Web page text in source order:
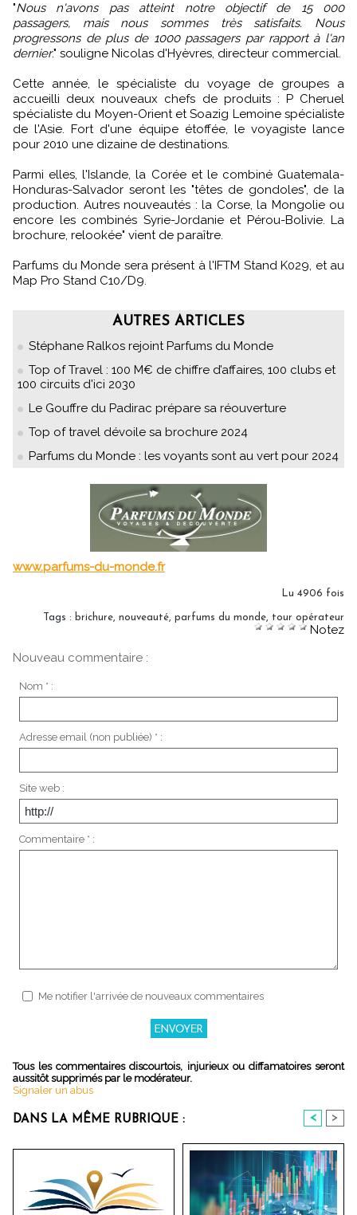
"Nous n'avons pas atteint notre objectif de 15 000
passagers, mais nous sommes très satisfaits. Nous
progressons de plus de 1000 passagers par rapport à l'an
dernier." souligne Nicolas d'Hyèvres, directeur commercial.
Cette année, le spécialiste du voyage de groupes a
accueilli deux nouveaux chefs de produits : P Cheruel
spécialiste du Moyen-Orient et Soazig Lemoine spécialiste
de l'Asie. Fort d'une équipe étoffée, le voyagiste lance
pour 2010 une dizaine de destinations.
Parmi elles, l'Islande, la Corée et le combiné Guatemala-
Honduras-Salvador seront les "têtes de gondoles", de la
production. Autres nouveautés : la Corse, la Mongolie ou
encore les combinés Syrie-Jordanie et Pérou-Bolivie. La
brochure, relookée" vient de paraître.
Parfums du Monde sera présent à l'IFTM Stand K029, et au
Map Pro Stand C10/D9.
AUTRES ARTICLES
Stéphane Ralkos rejoint Parfums du Monde
Top of Travel : 100 M€ de chiffre d’affaires, 100 clubs et
100 circuits d'ici 2030
Le Gouffre du Padirac prépare sa réouverture
Top of travel dévoile sa brochure 2024
Parfums du Monde : les voyants sont au vert pour 2024
www.parfums-du-monde.fr
Lu 4906 fois
Tags : brichure, nouveauté, parfums du monde, tour opérateur
Notez
Nouveau commentaire :
Nom * :
Adresse email (non publiée) * :
Site web :
Commentaire * :
Me notifier l'arrivée de nouveaux commentaires
Tous les commentaires discourtois, injurieux ou diffamatoires seront
aussitôt supprimés par le modérateur.
Signaler un abus
DANS LA MÊME RUBRIQUE : < >